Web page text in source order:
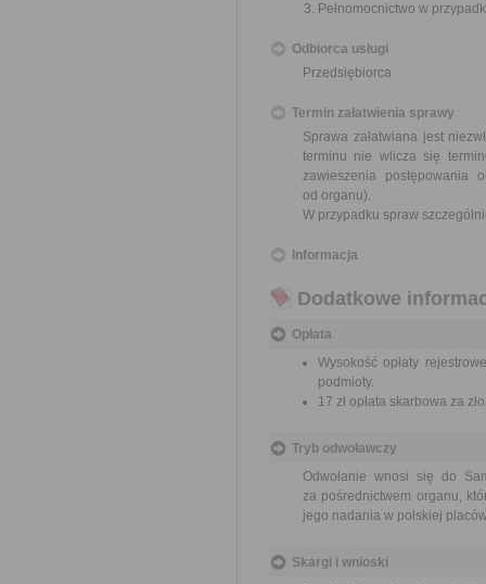
Pełnomocnictwo w
Odbiorca usługi
Przedsiębiorca
Termin załatwienia sprawy
Sprawa załatwiana jest
terminu nie wlicza się
zawieszenia postępowania
od organu).
W przypadku spraw
Informacja
Dodatkowe
Opłata
Wysokość opłaty
podmioty.
17 zł opłata skarbowa za
Tryb odwoławczy
Odwołanie wnosi się do
za pośrednictwem organu,
jego nadania w polskiej
Skargi i wnioski